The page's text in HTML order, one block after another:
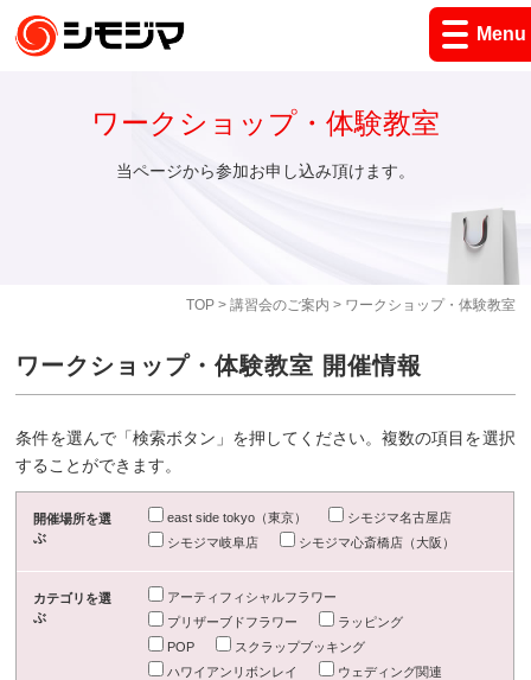
Menu
TOP> 講習会のご案内 > ワークショップ・体験教室
ワークショップ・体験教室
当ページから参加お申し込み頂けます。
ワークショップ・体験教室 開催情報
条件を選んで「検索ボタン」を押してください。複数の項目を選択
することができます。
開催場所を選
ぶ
east side tokyo（東京）
シモジマ名古屋店
シモジマ岐阜店
シモジマ心斎橋店（大阪）
カテゴリを選
ぶ
アーティフィシャルフラワー
プリザーブドフラワー
ラッピング
POP
スクラップブッキング
ハワイアンリボンレイ
ウェディング関連